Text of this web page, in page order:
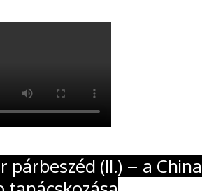
párbeszéd (II.) – a China